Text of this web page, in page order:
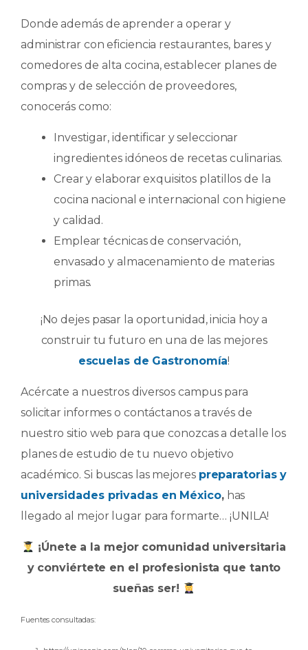
Donde además de aprender a operar y
administrar con eficiencia restaurantes, bares y
comedores de alta cocina, establecer planes de
compras y de selección de proveedores,
conocerás como:
Investigar, identificar y seleccionar
ingredientes idóneos de recetas culinarias.
Crear y elaborar exquisitos platillos de la
cocina nacional e internacional con higiene
y calidad.
Emplear técnicas de conservación,
envasado y almacenamiento de materias
primas.
¡No dejes pasar la oportunidad, inicia hoy a
construir tu futuro en una de las mejores
escuelas de Gastronomía!
Acércate a nuestros diversos campus para
solicitar informes o contáctanos a través de
nuestro sitio web para que conozcas a detalle los
planes de estudio de tu nuevo objetivo
académico. Si buscas las mejores preparatorias y
universidades privadas en México,has
llegado al mejor lugar para formarte… ¡UNILA!
¡Únete a la mejor comunidad universitaria
y conviértete en el profesionista que tanto
sueñas ser!
Fuentes consultadas: